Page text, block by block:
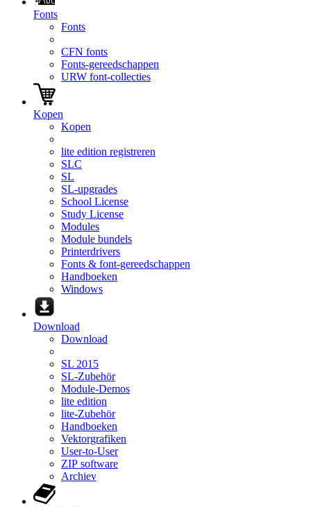
Fonts
Fonts
CFN fonts
Fonts-gereedschappen
URW font-collecties
Kopen
Kopen
lite edition registreren
SLC
SL
SL-upgrades
School License
Study License
Modules
Module bundels
Printerdrivers
Fonts & font-gereedschappen
Handboeken
Windows
Download
Download
SL 2015
SL-Zubehör
Module-Demos
lite edition
lite-Zubehör
Handboeken
Vektorgrafiken
User-to-User
ZIP software
Archiev